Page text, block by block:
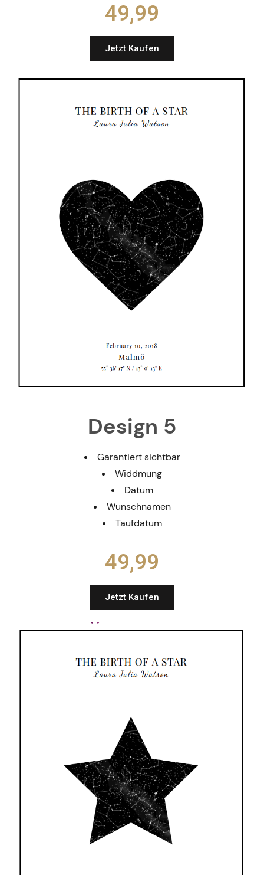
49,99​
Jetzt Kaufen
Design 5
Garantiert sichtbar
Widdmung
Datum
Wunschnamen
Taufdatum
49,99​
Jetzt Kaufen